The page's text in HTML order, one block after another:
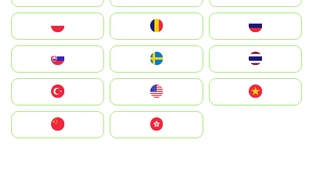
United States
中國香港特別行政區